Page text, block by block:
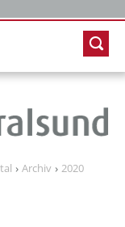
Archiv
2020